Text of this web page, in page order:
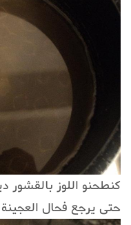
كنطحنو اللوز بالقشور
حتى يرجع فحال العجينة